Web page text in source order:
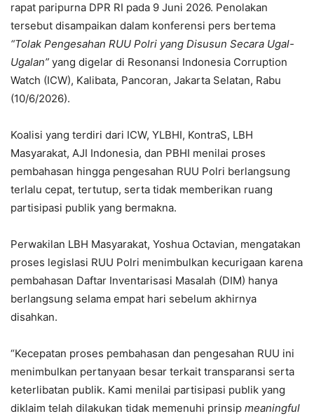
rapat paripurna DPR RI pada 9 Juni 2026. Penolakan
tersebut disampaikan dalam konferensi pers bertema
“Tolak Pengesahan RUU Polri yang Disusun Secara Ugal-
Ugalan” yang digelar di Resonansi Indonesia Corruption
Watch (ICW), Kalibata, Pancoran, Jakarta Selatan, Rabu
(10/6/2026).
Koalisi yang terdiri dari ICW, YLBHI, KontraS, LBH
Masyarakat, AJI Indonesia, dan PBHI menilai proses
pembahasan hingga pengesahan RUU Polri berlangsung
terlalu cepat, tertutup, serta tidak memberikan ruang
partisipasi publik yang bermakna.
Perwakilan LBH Masyarakat, Yoshua Octavian, mengatakan
proses legislasi RUU Polri menimbulkan kecurigaan karena
pembahasan Daftar Inventarisasi Masalah (DIM) hanya
berlangsung selama empat hari sebelum akhirnya
disahkan.
“Kecepatan proses pembahasan dan pengesahan RUU ini
menimbulkan pertanyaan besar terkait transparansi serta
keterlibatan publik. Kami menilai partisipasi publik yang
diklaim telah dilakukan tidak memenuhi prinsip meaningful